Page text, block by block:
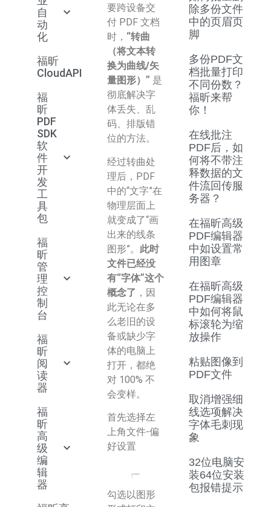
自
动
化
福昕
CloudAPI
福
昕
PDF
SDK
软
件
开
发
工
具
包
福
昕
管
理
控
制
台
福
昕
阅
读
器
福
昕
高
级
编
辑
器
要跨设备交
付 PDF 文档
时， “转曲
（将文本转
换为曲线/矢
量图形）” 是
彻底解决字
体丢失、乱
码、排版错
位的方法。
经过转曲处
理后，PDF
中的“文字”在
物理层面上
就变成了“画
出来的线条
图形”。 此时
文件已经没
有“字体”这个
概念了 ，因
此无论在多
么老旧的设
备或缺少字
体的电脑上
打开，都绝
对 100% 不
会变样。
首先选择左
上角文件-偏
好设置
勾选以图形
除多份文件
中的页眉页
脚
多份PDF文
档批量打印
不同份数？
福昕来帮
你！
在线批注
PDF后，如
何将不带注
释数据的文
件流回传服
务器？
在福昕高级
PDF编辑器
中如设置常
用图章
在福昕高级
PDF编辑器
中如何将鼠
标滚轮为缩
放操作
粘贴图像到
PDF文件
取消增强细
线选项解决
字体毛刺现
象
32位电脑安
装64位安装
包报错提示